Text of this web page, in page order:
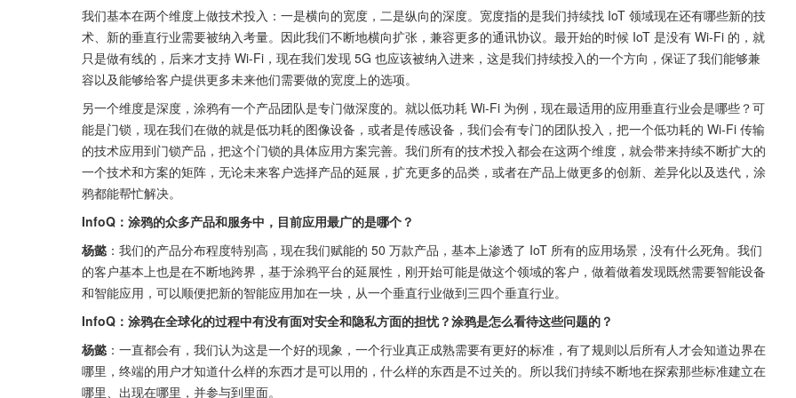
我们基本在两个维度上做技术投入：一是横向的宽度，二是纵向的深度。宽度指的是我们持续找 IoT 领域现在还有哪些新的技
术、新的垂直行业需要被纳入考量。因此我们不断地横向扩张，兼容更多的通讯协议。最开始的时候 IoT 是没有 Wi-Fi 的，就
只是做有线的，后来才支持 Wi-Fi，现在我们发现 5G 也应该被纳入进来，这是我们持续投入的一个方向，保证了我们能够兼
容以及能够给客户提供更多未来他们需要做的宽度上的选项。
另一个维度是深度，涂鸦有一个产品团队是专门做深度的。就以低功耗 Wi-Fi 为例，现在最适用的应用垂直行业会是哪些？可
能是门锁，现在我们在做的就是低功耗的图像设备，或者是传感设备，我们会有专门的团队投入，把一个低功耗的 Wi-Fi 传输
的技术应用到门锁产品，把这个门锁的具体应用方案完善。我们所有的技术投入都会在这两个维度，就会带来持续不断扩大的
一个技术和方案的矩阵，无论未来客户选择产品的延展，扩充更多的品类，或者在产品上做更多的创新、差异化以及迭代，涂
鸦都能帮忙解决。
InfoQ：涂鸦的众多产品和服务中，目前应用最广的是哪个？
杨懿 ：我们的产品分布程度特别高，现在我们赋能的 50 万款产品，基本上渗透了 IoT 所有的应用场景，没有什么死角。我们
的客户基本上也是在不断地跨界，基于涂鸦平台的延展性，刚开始可能是做这个领域的客户，做着做着发现既然需要智能设备
和智能应用，可以顺便把新的智能应用加在一块，从一个垂直行业做到三四个垂直行业。
InfoQ：涂鸦在全球化的过程中有没有面对安全和隐私方面的担忧？涂鸦是怎么看待这些问题的？
杨懿 ：一直都会有，我们认为这是一个好的现象，一个行业真正成熟需要有更好的标准，有了规则以后所有人才会知道边界在
哪里，终端的用户才知道什么样的东西才是可以用的，什么样的东西是不过关的。所以我们持续不断地在探索那些标准建立在
哪里、出现在哪里，并参与到里面。